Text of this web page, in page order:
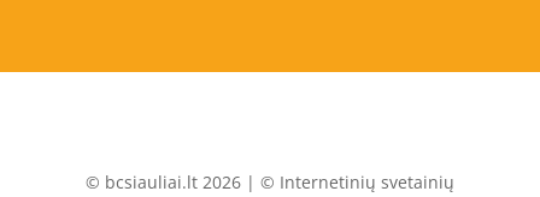
© bcsiauliai.lt 2026 | © Internetinių svetainių